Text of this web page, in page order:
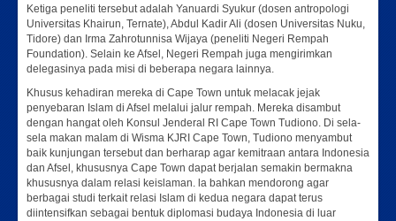
Ketiga peneliti tersebut adalah Yanuardi Syukur (dosen antropologi
Universitas Khairun, Ternate), Abdul Kadir Ali (dosen Universitas Nuku,
Tidore) dan Irma Zahrotunnisa Wijaya (peneliti Negeri Rempah
Foundation). Selain ke Afsel, Negeri Rempah juga mengirimkan
delegasinya pada misi di beberapa negara lainnya.
Khusus kehadiran mereka di Cape Town untuk melacak jejak
penyebaran Islam di Afsel melalui jalur rempah. Mereka disambut
dengan hangat oleh Konsul Jenderal RI Cape Town Tudiono. Di sela-
sela makan malam di Wisma KJRI Cape Town, Tudiono menyambut
baik kunjungan tersebut dan berharap agar kemitraan antara Indonesia
dan Afsel, khususnya Cape Town dapat berjalan semakin bermakna
khususnya dalam relasi keislaman. la bahkan mendorong agar
berbagai studi terkait relasi Islam di kedua negara dapat terus
diintensifkan sebagai bentuk diplomasi budaya Indonesia di luar